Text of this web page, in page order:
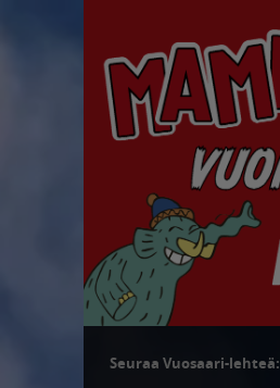
Seuraa Vuosaari-lehteä: